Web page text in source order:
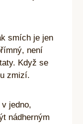
smích je jen
není
Když se
zmizí.
jedno,
nádherným